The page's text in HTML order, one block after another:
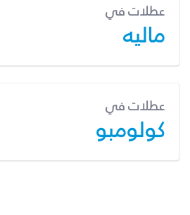
عطلات في
ماليه
عطلات في
كولومبو